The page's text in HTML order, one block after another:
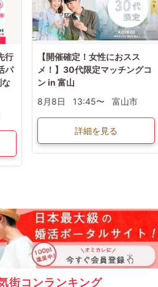
行
パ
【開催確定！女性におスス
メ！】30代限定マッチングコ
ン in 富山
8月8日
13:45〜 富山市
詳細を見る
街コンランキング